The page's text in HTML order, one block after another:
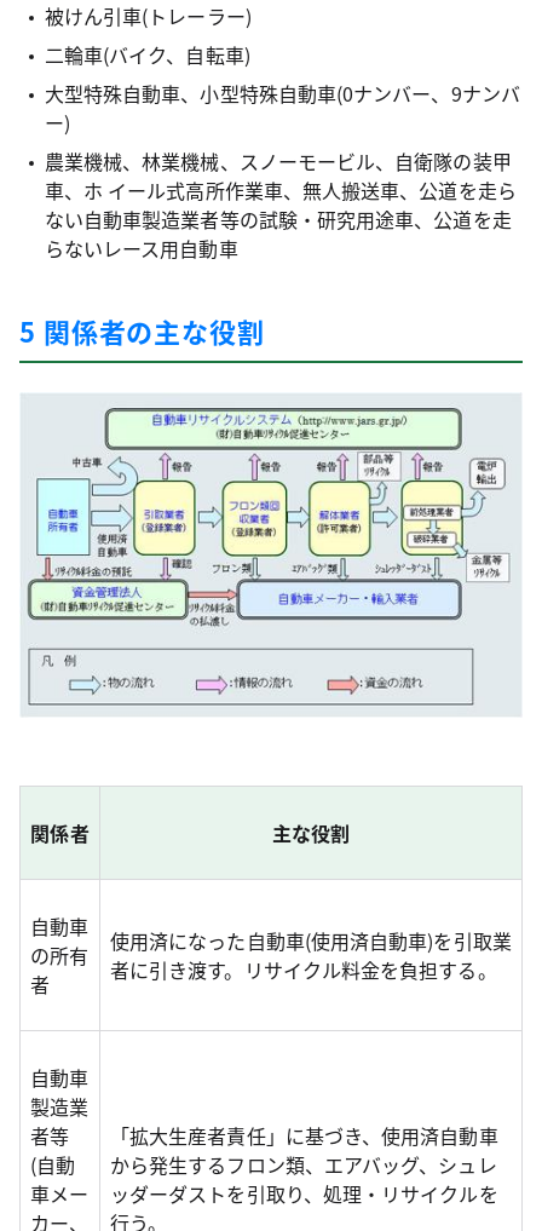
被けん引車(トレーラー)
二輪車(バイク、自転車)
大型特殊自動車、小型特殊自動車(0ナンバー、9ナンバ
ー)
農業機械、林業機械、スノーモービル、自衛隊の装甲
車、ホ イール式高所作業車、無人搬送車、公道を走ら
ない自動車製造業者等の試験・研究用途車、公道を走
らないレース用自動車
5 関係者の主な役割
関係者 主な役割
自動車
の所有
者
使用済になった自動車(使用済自動車)を引取業
者に引き渡す。リサイクル料金を負担する。
自動車
製造業
者等
(自動
車メー
カー、
「拡大生産者責任」に基づき、使用済自動車
から発生するフロン類、エアバッグ、シュレ
ッダーダストを引取り、処理・リサイクルを
行う。